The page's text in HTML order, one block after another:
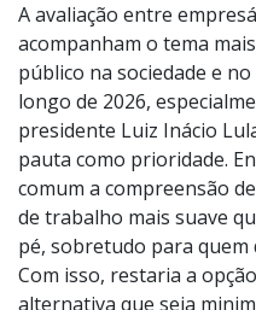
A avaliação entre
acompanham o tema
público na sociedade e
longo de 2026,
presidente Luiz Inácio
pauta como prioridade.
comum a compreensão
de trabalho mais suave
pé, sobretudo para
Com isso, restaria a
alternativa que seja